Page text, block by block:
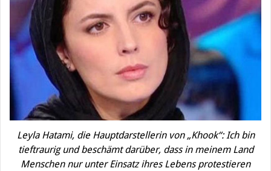
Leyla Hatami, die Hauptdarstellerin von „Khook“: Ich bin
tieftraurig und beschämt darüber, dass in meinem Land
Menschen nur unter Einsatz ihres Lebens protestieren